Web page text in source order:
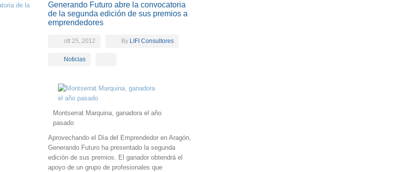
Generando Futuro abre la convocatoria
de la segunda edición de sus premios a
emprendedores
ott 25, 2012 By LIFI Consultores
Noticias
Montserrat Marquina, ganadora el año
pasado
Aprovechando el Día del Emprendedor en Aragón,
Generando Futuro ha presentado la segunda
edición de sus premios. El ganador obtendrá el
apoyo de un grupo de profesionales que